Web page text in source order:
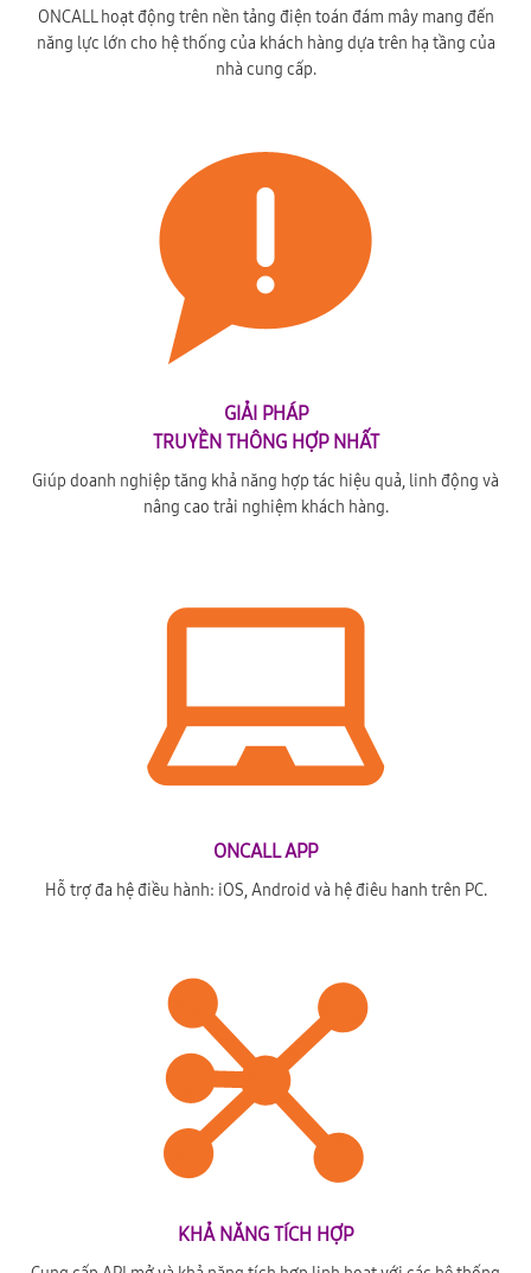
ONCALL hoạt động trên nền tảng điện toán đám mây mang đến
năng lực lớn cho hệ thống của khách hàng dựa trên hạ tầng của
nhà cung cấp.
GIẢI PHÁP
TRUYỀN THÔNG HỢP NHẤT
Giúp doanh nghiệp tăng khả năng hợp tác hiệu quả, linh động và
nâng cao trải nghiệm khách hàng.
ONCALL APP
Hỗ trợ đa hệ điều hành: iOS, Android và hệ điêu hanh trên PC.
KHẢ NĂNG TÍCH HỢP